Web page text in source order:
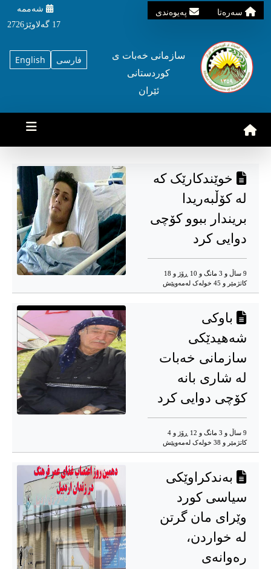
سه‌ره‌تا په‌یوه‌ندی
شه‌ممه‌
17 گه‌لاوێژ2726
English فارسی
سازمانی خه‌بات ی
کوردستانی
ئێران
خوێندکارێک کە
لە کۆڵبەریدا
بریندار ببوو کۆچی
دوایی کرد
9 ساڵ و 3 مانگ و 10 ڕۆژ و 18
کاتژمێر و 45 خوله‌ک له‌مه‌وپێش‌
باوکی
شەهیدێکی
سازمانی خەبات
لە شاری بانە
کۆچی دوایی کرد
9 ساڵ و 3 مانگ و 12 ڕۆژ و 4
کاتژمێر و 38 خوله‌ک له‌مه‌وپێش‌
بەندکراوێکی
سیاسی کورد
وێرای مان گرتن
لە خواردن،
رەوانەی